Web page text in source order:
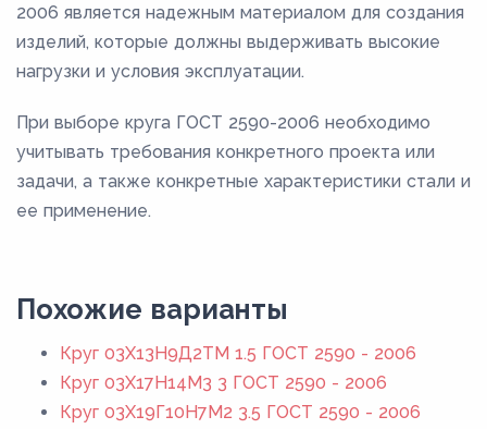
2006 является надежным материалом для создания
изделий, которые должны выдерживать высокие
нагрузки и условия эксплуатации.
При выборе круга ГОСТ 2590-2006 необходимо
учитывать требования конкретного проекта или
задачи, а также конкретные характеристики стали и
ее применение.
Похожие варианты
Круг 03Х13Н9Д2ТМ 1.5 ГОСТ 2590 - 2006
Круг 03Х17Н14М3 3 ГОСТ 2590 - 2006
Круг 03Х19Г10Н7М2 3.5 ГОСТ 2590 - 2006